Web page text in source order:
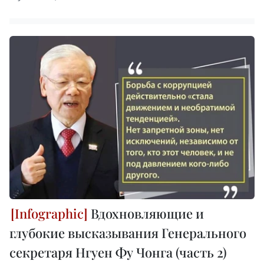
Вдохновляющие и
глубокие высказывания Генерального
секретаря Нгуен Фу Чонга (часть 2)